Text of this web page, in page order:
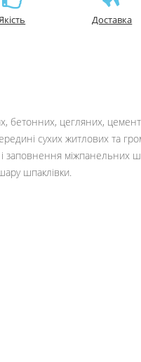
Доставка
бетонних, цегляних,
сухих житлових та
міжпанельних
шпаклівки.